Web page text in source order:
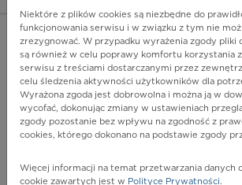
L98.6 - Inne naciekowe choroby skóry i
Więcej na lekiicd10.pl
Niektóre z plików cookies są niezbędne do
funkcjonowania serwisu i w związku z tym nie
zrezygnować. W przypadku wyrażenia zgody pliki
są również w celu poprawy komfortu korzystania
serwisu z treściami dostarczanymi przez
celu śledzenia aktywności użytkowników dla
Wyrażona zgoda jest dobrowolna i można ją w
wycofać, dokonując zmiany w ustawieniach
zgody pozostanie bez wpływu na zgodność z
cookies, którego dokonano na podstawie zgody
Więcej informacji na temat przetwarzania danych
cookie zawartych jest w Polityce Prywatności.